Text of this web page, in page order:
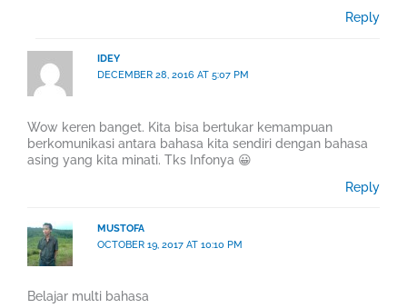
Reply
IDEY
DECEMBER 28, 2016 AT 5:07 PM
Wow keren banget. Kita bisa bertukar kemampuan
berkomunikasi antara bahasa kita sendiri dengan bahasa
asing yang kita minati. Tks Infonya 😀
Reply
MUSTOFA
OCTOBER 19, 2017 AT 10:10 PM
Belajar multi bahasa